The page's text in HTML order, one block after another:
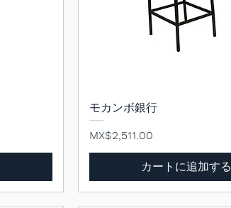
クイックビュー
モカンボ銀行
価格
MX$2,511.00
カートに追加する